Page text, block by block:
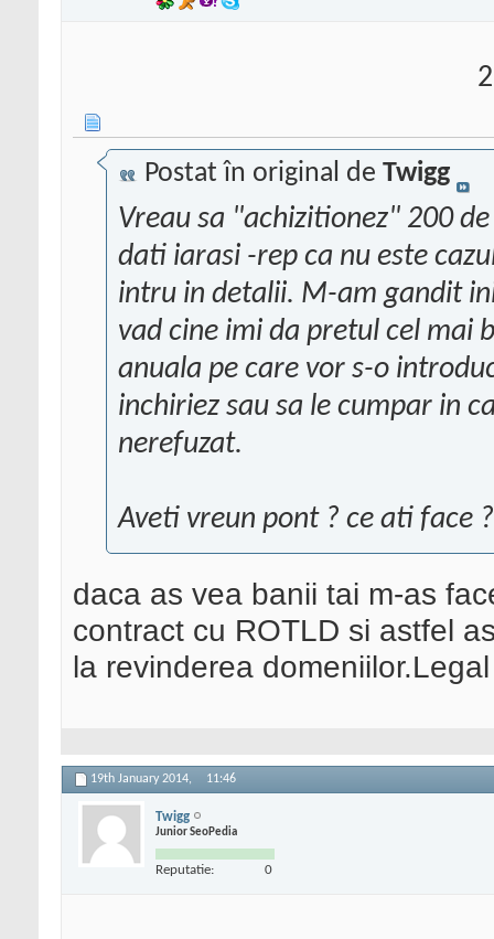
Postat în original de Twigg
Vreau sa "achizitionez" 200
dati iarasi -rep ca nu este
intru in detalii. M-am gandit
vad cine imi da pretul cel mai
anuala pe care vor s-o
inchiriez sau sa le cumpar in
nerefuzat.
Aveti vreun pont ? ce ati face ?
daca as vea banii tai m-as
contract cu ROTLD si astfel
la revinderea
19th January 2014, 11:46
Twigg
Junior SeoPedia
Reputatie: 0